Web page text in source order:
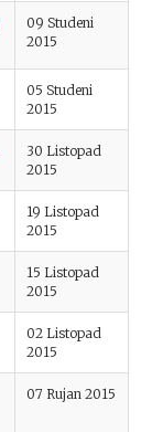
09 Studeni
2015
05 Studeni
2015
30 Listopad
2015
19 Listopad
2015
15 Listopad
2015
02 Listopad
2015
07 Rujan 2015